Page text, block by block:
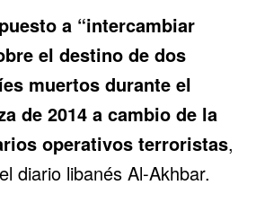
a “intercambiar
el destino de dos
muertos durante el
de 2014 a cambio de la
operativos terroristas,
diario libanés Al-Akhbar.